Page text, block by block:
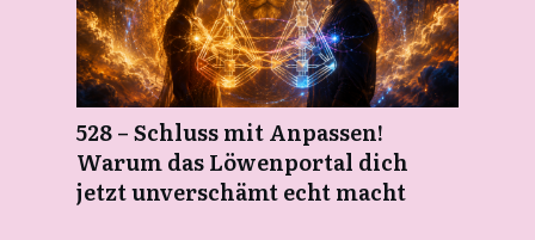
528 – Schluss mit Anpassen!
Warum das Löwenportal dich
jetzt unverschämt echt macht